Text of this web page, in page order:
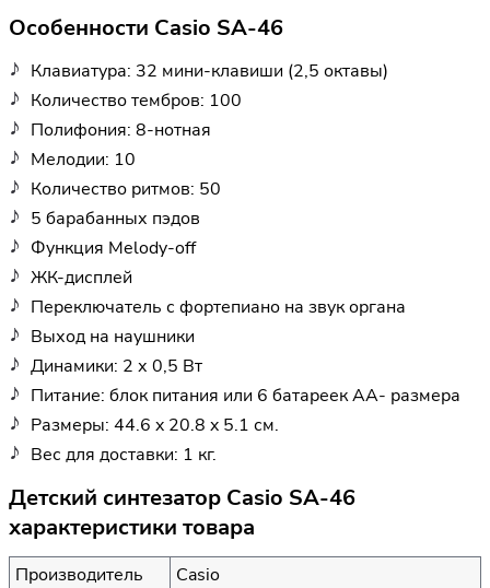
Особенности Casio SA-46
Клавиатура: 32 мини-клавиши (2,5 октавы)
Количество тембров: 100
Полифония: 8-нотная
Мелодии: 10
Количество ритмов: 50
5 барабанных пэдов
Функция Melody-off
ЖК-дисплей
Переключатель с фортепиано на звук органа
Выход на наушники
Динамики: 2 х 0,5 Вт
Питание: блок питания или 6 батареек AA- размера
Размеры: 44.6 x 20.8 x 5.1 см.
Вес для доставки: 1 кг.
Детский синтезатор Casio SA-46
характеристики товара
Производитель
Casio